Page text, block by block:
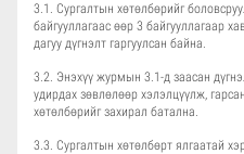
3.1. Сургалтын хөтөлбөрийг
байгууллагаас өөр 3 байгууллагаар
дагуу дүгнэлт гаргуулсан байна.
3.2. Энэхүү журмын 3.1-д заасан
удирдах зөвлөлөөр хэлэлцүүлж,
хөтөлбөрийг захирал батална.
3.3. Сургалтын хөтөлбөрт ялгаатай